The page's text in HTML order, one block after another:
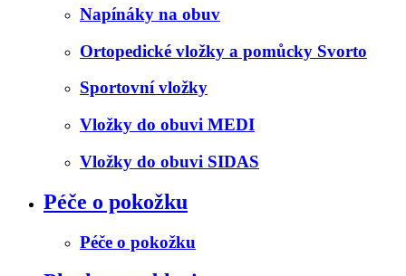
Napínáky na obuv
Ortopedické vložky a pomůcky Svorto
Sportovní vložky
Vložky do obuvi MEDI
Vložky do obuvi SIDAS
Péče o pokožku
Péče o pokožku